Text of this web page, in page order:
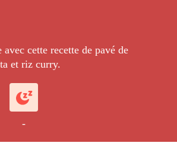
cette recette de pavé de
et riz curry.
-